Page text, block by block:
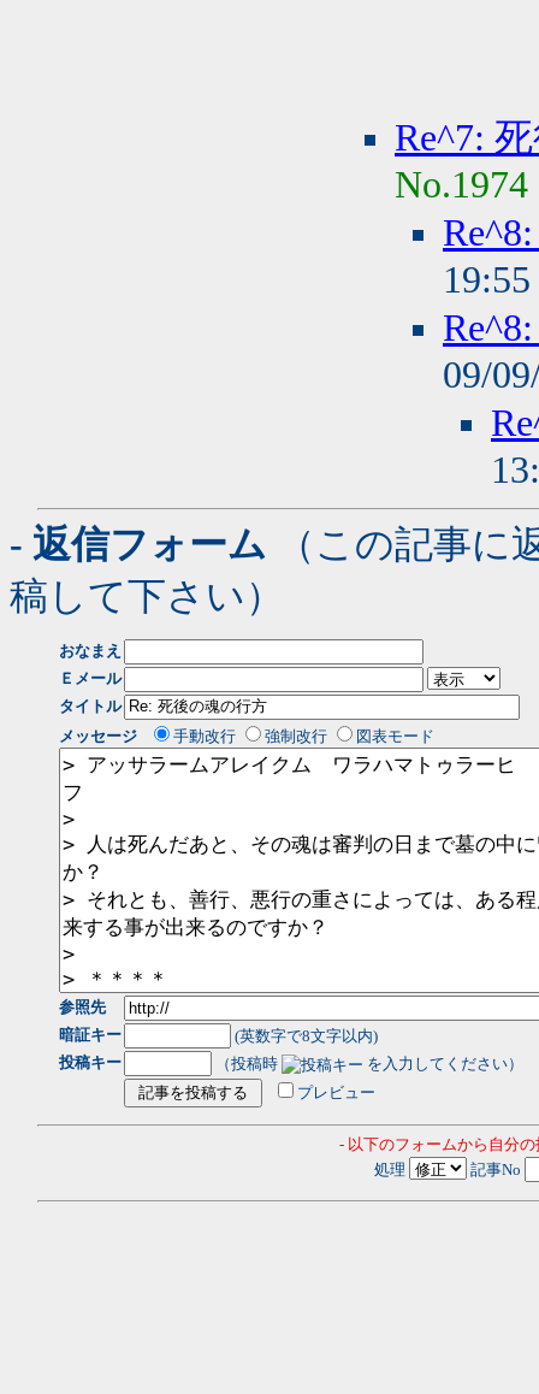
Re^7:
No.1974
19:55
09/
- 返信フォーム （この記事に
稿して下さい）
おなまえ
Ｅメール
タイトル
メッセージ
手動改行 強制改行 図表モード
参照先
暗証キー
(英数字で8文字以内)
投稿キー
（投稿時
を入力してください）
プレビュー
- 以下のフォームから自分
処理
記事No